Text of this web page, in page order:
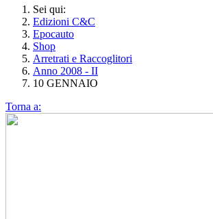
Sei qui:
Edizioni C&C
Epocauto
Shop
Arretrati e Raccoglitori
Anno 2008 - II
10 GENNAIO
Torna a: